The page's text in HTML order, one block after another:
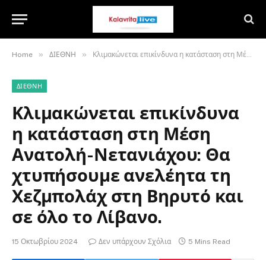
Home » ΔΙΕΘΝΗ » Κλιμακώνεται επικίνδυνα η κατάσταση στη Μέση Ανατολή-Νετανιάχου: Θα χτυπήσουμε ανελέητα τη Χεζμπολάχ στη Βηρυτό και σε όλο το Λίβανο.
ΔΙΕΘΝΗ
Κλιμακώνεται επικίνδυνα
η κατάσταση στη Μέση
Ανατολή-Νετανιάχου: Θα
χτυπήσουμε ανελέητα τη
Χεζμπολάχ στη Βηρυτό και
σε όλο το Λίβανο.
15 Οκτωβρίου 2024 Δεν υπάρχουν Σχόλια 5 Mins Read